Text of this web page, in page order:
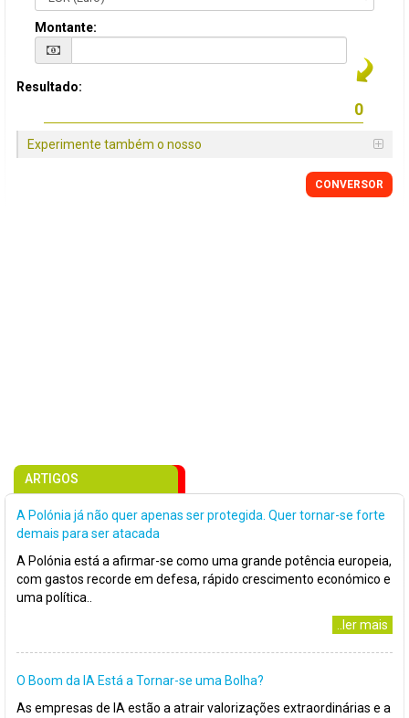
Montante:
Resultado:
Experimente também o nosso
CONVERSOR
ARTIGOS
A Polónia já não quer apenas ser protegida. Quer tornar-se forte
demais para ser atacada
A Polónia está a afirmar-se como uma grande potência europeia,
com gastos recorde em defesa, rápido crescimento económico e
uma política..
..ler mais
O Boom da IA Está a Tornar-se uma Bolha?
As empresas de IA estão a atrair valorizações extraordinárias e a